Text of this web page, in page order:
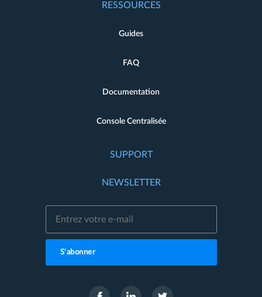
RESSOURCES
Guides
FAQ
Documentation
Console Centralisée
SUPPORT
NEWSLETTER
S'abonner